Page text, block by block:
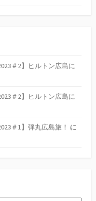
＃2】ヒルトン広島に
＃2】ヒルトン広島に
＃1】弾丸広島旅！ に